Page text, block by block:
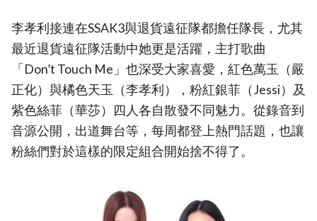
李孝利接連在SSAK3與退貨遠征隊都擔任隊長，尤其
最近退貨遠征隊活動中她更是活躍，主打歌曲
「Don’t Touch Me」也深受大家喜愛，紅色萬玉（嚴
正化）與橘色天玉（李孝利），粉紅銀菲（Jessi）及
紫色絲菲（華莎）四人各自散發不同魅力。從錄音到
音源公開，出道舞台等，每周都登上熱門話題，也讓
粉絲們對於這樣的限定組合開始捨不得了。